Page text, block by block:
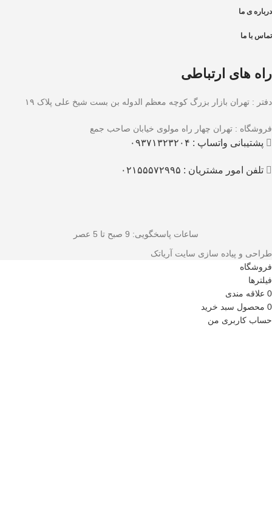
درباره ی ما
تماس با ما
راه های ارتباطی
دفتر : تهران بازار بزرگ کوچه معظم الدوله بن بست شیخ علی پلاک ۱۹
فروشگاه : تهران چهار راه مولوی خیابان صاحب جمع
پشتیبانی واتساپ : ۰۹۳۷۱۳۲۳۲۰۴
تلفن امور مشتریان : ۰۲۱۵۵۵۷۲۹۹۵
ساعات پاسخگویی: 9 صبح تا 5 عصر
طراحی و پیاده سازی سایت آریاتک
فروشگاه
فیلترها
0 علاقه مندی
0 محصول سبد خرید
حساب کاربری من